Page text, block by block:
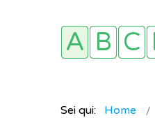
Sei qui: Home